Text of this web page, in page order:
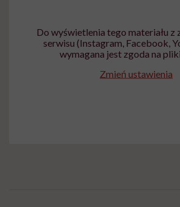
Do wyświetlenia tego materiału z
serwisu (Instagram, Facebook,
wymagana jest zgoda na
Zmień ustawienia